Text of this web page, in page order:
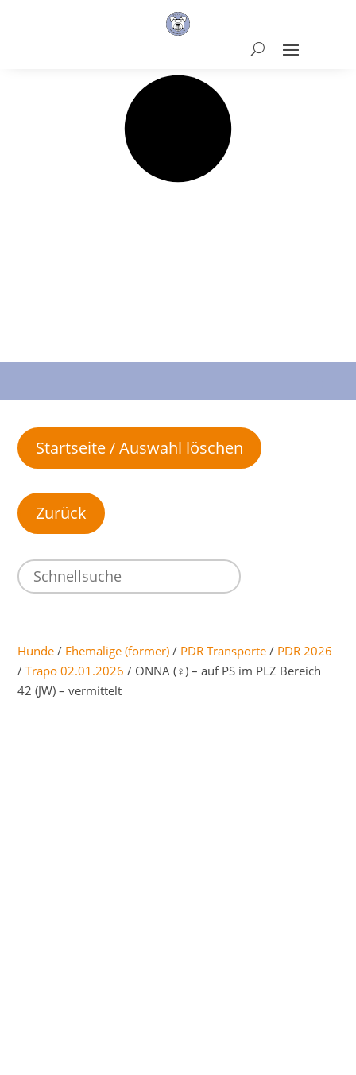
Startseite / Auswahl löschen
Hunde / Ehemalige (former) / PDR Transporte / PDR 2026
/Trapo 02.01.2026 / ONNA (♀) – auf PS im PLZ Bereich
42 (JW) – vermittelt